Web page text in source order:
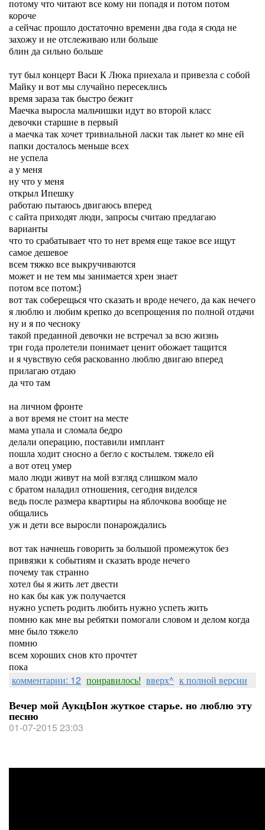
потому что читают все кому ни попадя и потом потом
короче
а сейчас прошло достаточно времени два года я сюда не
захожу и не отслеживаю или больше
блин да сильно больше
тут был концерт Васи К Люка приехала и привезла с собой
Майку и вот мы случайно пересеклись
время зараза так быстро бежит
Маечка выросла мальчишки идут во второй класс
девочки старшие в первый
а маечка так хочет тривиальной ласки так льнет ко мне ей
папки досталось меньше всех
не успела
а у меня
ну что у меня
открыл Ипешку
работаю пытаюсь двигаюсь вперед
с сайта приходят люди, запросы считаю предлагаю
варианты
что то срабатывает что то нет время еще такое все ищут
самое дешевое
всем тяжко все выкручиваются
может и не тем мы занимается хрен знает
потом все потом:}
вот так соберещься что сказать и вроде нечего, да как нечего
я люблю и любим крепко до всепрощения по полной отдачи
ну и я по чесноку
такой преданной девочки не встречал за всю жизнь
три года пролетели понимает ценит обожает тащится
и я чувствую себя раскованно люблю двигаю вперед
прилагаю отдаю
да что там
на личном фронте
а вот время не стоит на месте
мама упала и сломала бедро
делали операцию, поставили имплант
пошла ходит сносно а бегло с костылем. тяжело ей
а вот отец умер
мало люди живут на мой взгляд слишком мало
с братом наладил отношения, сегодня виделся
ведь после размера квартиры на яблочкова вообще не
общались
уж и дети все выросли понарождались
вот так начнешь говорить за большой промежуток без
привязки к событиям и сказать вроде нечего
почему так странно
хотел бы я жить лет двести
но как бы как уж получается
нужно успеть родить любить нужно успеть жить
помню как мне вы ребятки помогали словом и делом когда
мне было тяжело
помню
всем хороших снов кто прочтет
пока
комментарии: 12 понравилось! вверх^ к полной версии
Вечер мой АукцЫон жуткое старье. но люблю эту
песню
01-07-2015 23:03